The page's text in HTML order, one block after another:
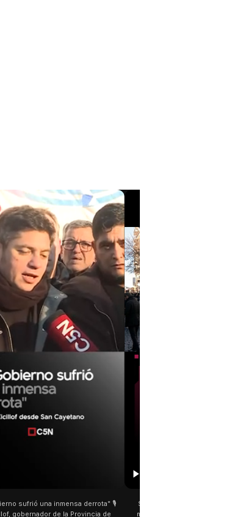
San Cayetano: Jorge García Cuerva juntó a
miles de peregrinos en Liniers El arzobispo